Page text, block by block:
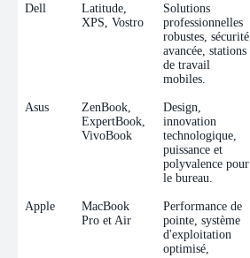
Dell
Latitude,
XPS, Vostro
Solutions
professionnelles
robustes, sécurité
avancée, stations
de travail
mobiles.
Asus
ZenBook,
ExpertBook,
VivoBook
Design,
innovation
technologique,
puissance et
polyvalence pour
le bureau.
Apple
MacBook
Pro et Air
Performance de
pointe, système
d'exploitation
optimisé,